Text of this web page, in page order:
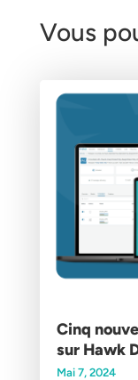
Vous
Cinq
sur Hawk
Mai 7, 2024